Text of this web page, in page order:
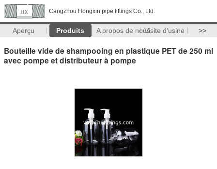
Cangzhou Hongxin pipe fittings Co., Ltd.
Aperçu Produits A propos de nousVisite d'usine >>
Bouteille vide de shampooing en plastique PET de 250 ml
avec pompe et distributeur à pompe